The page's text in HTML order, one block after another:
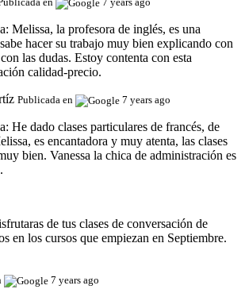
Melissa, la profesora de inglés, es una
hacer su trabajo muy bien explicando con
las dudas. Estoy contenta con esta
calidad-precio.
Publicada en 7 years ago
He dado clases particulares de francés, de
es encantadora y muy atenta, las clases
bien. Vanessa la chica de administración es
de tus clases de conversación de
en los cursos que empiezan en Septiembre.
7 years ago